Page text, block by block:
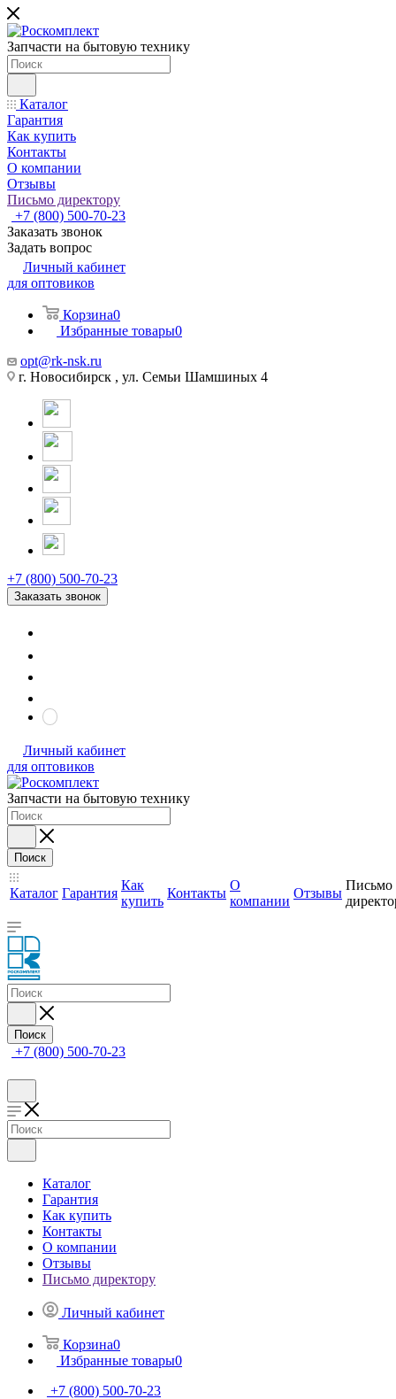
Запчасти на бытовую технику
Каталог
Гарантия
Как купить
Контакты
О компании
Отзывы
Письмо директору
+7 (800) 500-70-23
Заказать звонок
Задать вопрос
Личный кабинет
для оптовиков
Корзина0
Избранные товары0
opt@rk-nsk.ru
г. Новосибирск , ул. Семьи Шамшиных 4
+7 (800) 500-70-23
Заказать звонок
Личный кабинет
для оптовиков
Запчасти на бытовую технику
Поиск
Каталог Гарантия
Как
купить
Контакты
О
компании
Отзывы
Письмо
Поиск
+7 (800) 500-70-23
Каталог
Гарантия
Как купить
Контакты
О компании
Отзывы
Письмо директору
Личный кабинет
Корзина0
Избранные товары0
+7 (800) 500-70-23